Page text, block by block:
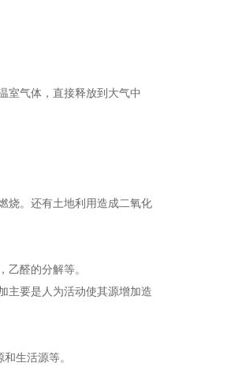
室气体，直接释放到大气中
烧。还有土地利用造成二氧化
醛的分解等。
主要是人为活动使其源增加造
生活源等。